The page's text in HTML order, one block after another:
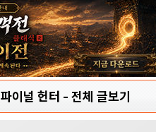
파이널 헌터 - 전체 글보기